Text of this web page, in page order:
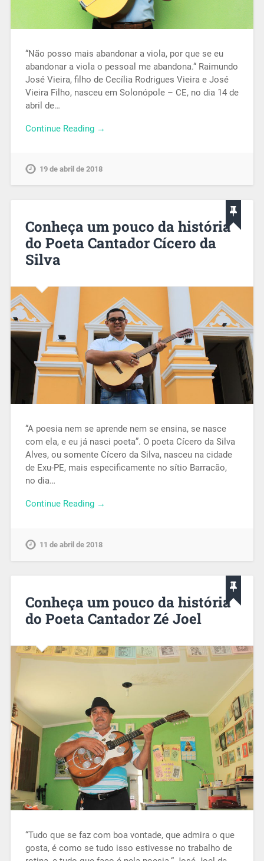
“Não posso mais abandonar a viola, por que se eu
abandonar a viola o pessoal me abandona.“ Raimundo
José Vieira, filho de Cecília Rodrigues Vieira e José
Vieira Filho, nasceu em Solonópole – CE, no dia 14 de
abril de…
Continue Reading →
19 de abril de 2018
Conheça um pouco da história
do Poeta Cantador Cícero da
Silva
“A poesia nem se aprende nem se ensina, se nasce
com ela, e eu já nasci poeta”. O poeta Cícero da Silva
Alves, ou somente Cícero da Silva, nasceu na cidade
de Exu-PE, mais especificamente no sítio Barracão,
no dia…
Continue Reading →
11 de abril de 2018
Conheça um pouco da história
do Poeta Cantador Zé Joel
“Tudo que se faz com boa vontade, que admira o que
gosta, é como se tudo isso estivesse no trabalho de